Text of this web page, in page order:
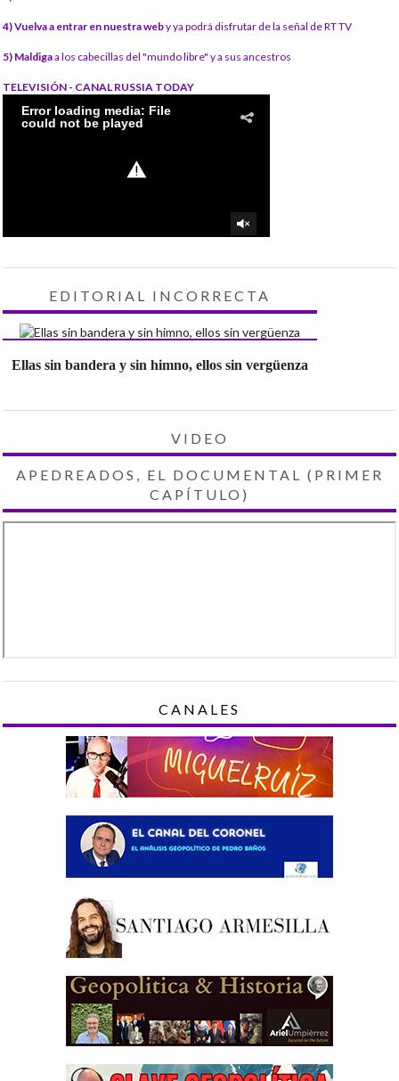
4) Vuelva a entrar en nuestra weby ya podrá disfrutar de la señal de RT TV
5) Maldigaa los cabecillas del "mundo libre" y a sus ancestros
TELEVISIÓN - CANAL RUSSIA TODAY
EDITORIAL INCORRECTA
Ellas sin bandera y sin himno, ellos sin vergüenza
VIDEO
APEDREADOS, EL DOCUMENTAL (PRIMER
CAPÍTULO)
CANALES